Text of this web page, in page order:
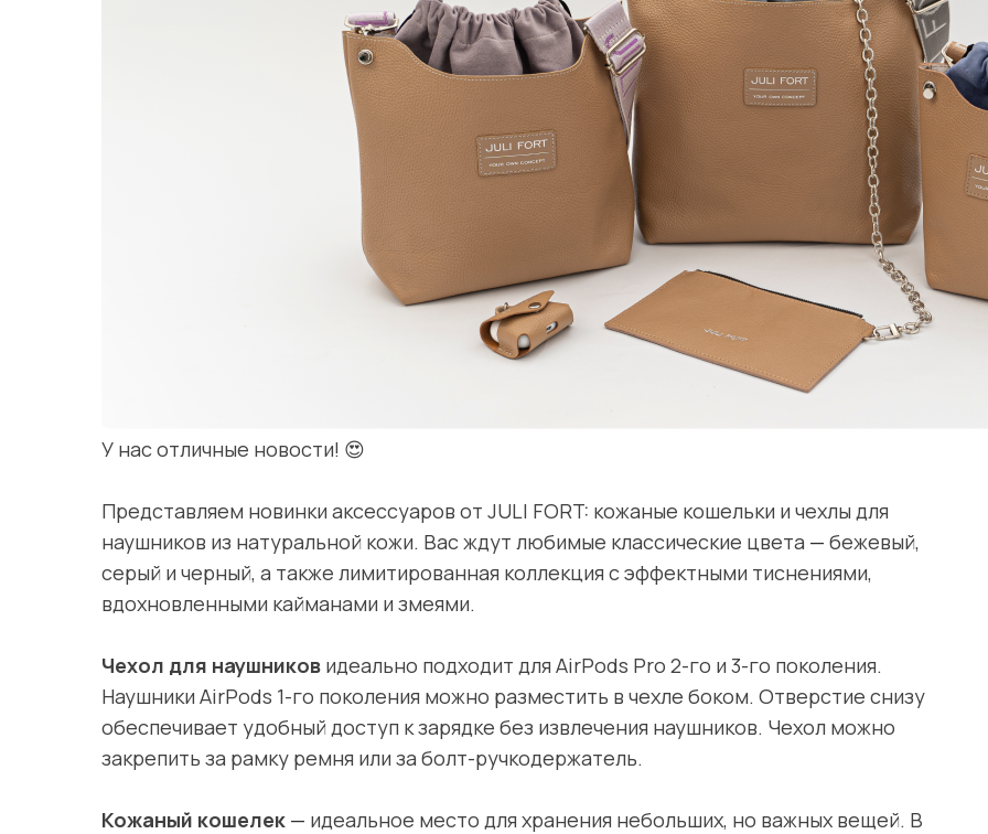
У нас отличные новости! 😍
Представляем новинки аксессуаров от JULI FORT: кожаные кошельки и чехлы для
наушников из натуральной кожи. Вас ждут любимые классические цвета — бежевый,
серый и черный, а также лимитированная коллекция с эффектными тиснениями,
вдохновленными кайманами и змеями.
Чехол для наушников идеально подходит для AirPods Pro 2-го и 3-го поколения.
Наушники AirPods 1-го поколения можно разместить в чехле боком. Отверстие снизу
обеспечивает удобный доступ к зарядке без извлечения наушников. Чехол можно
закрепить за рамку ремня или за болт-ручкодержатель.
Кожаный кошелек — идеальное место для хранения небольших, но важных вещей. В